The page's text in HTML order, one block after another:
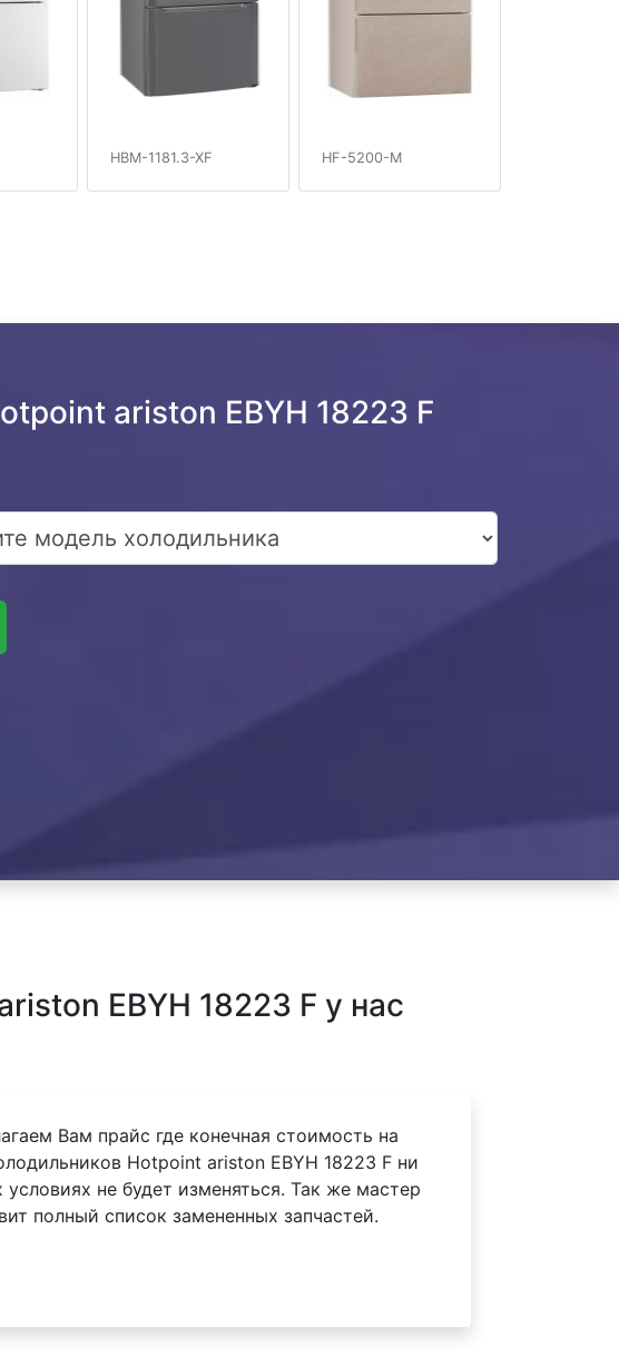
HBM-1181.3-XF HF-5200-M
ariston EBYH 18223 F
EBYH 18223 F у нас
Вам прайс где конечная стоимость на
Hotpoint ariston EBYH 18223 F ни
условиях не будет изменяться. Так же мастер
полный список замененных запчастей.